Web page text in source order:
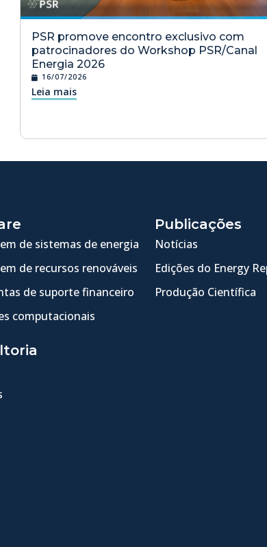
PSR promove encontro exclusivo com
patrocinadores do Workshop PSR/Canal
Energia 2026
16/07/2026
Leia mais
de sistemas de energia
de recursos renováveis
de suporte financeiro
computacionais
Publicações
Notícias
Edições do Energy
Produção Científica